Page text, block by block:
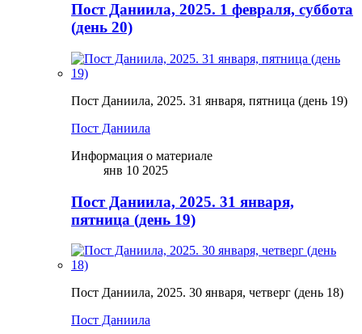
Пост Даниила, 2025. 1 февраля, суббота
(день 20)
Пост Даниила, 2025. 31 января, пятница (день 19)
Пост Даниила
Информация о материале
янв 10 2025
Пост Даниила, 2025. 31 января,
пятница (день 19)
Пост Даниила, 2025. 30 января, четверг (день 18)
Пост Даниила